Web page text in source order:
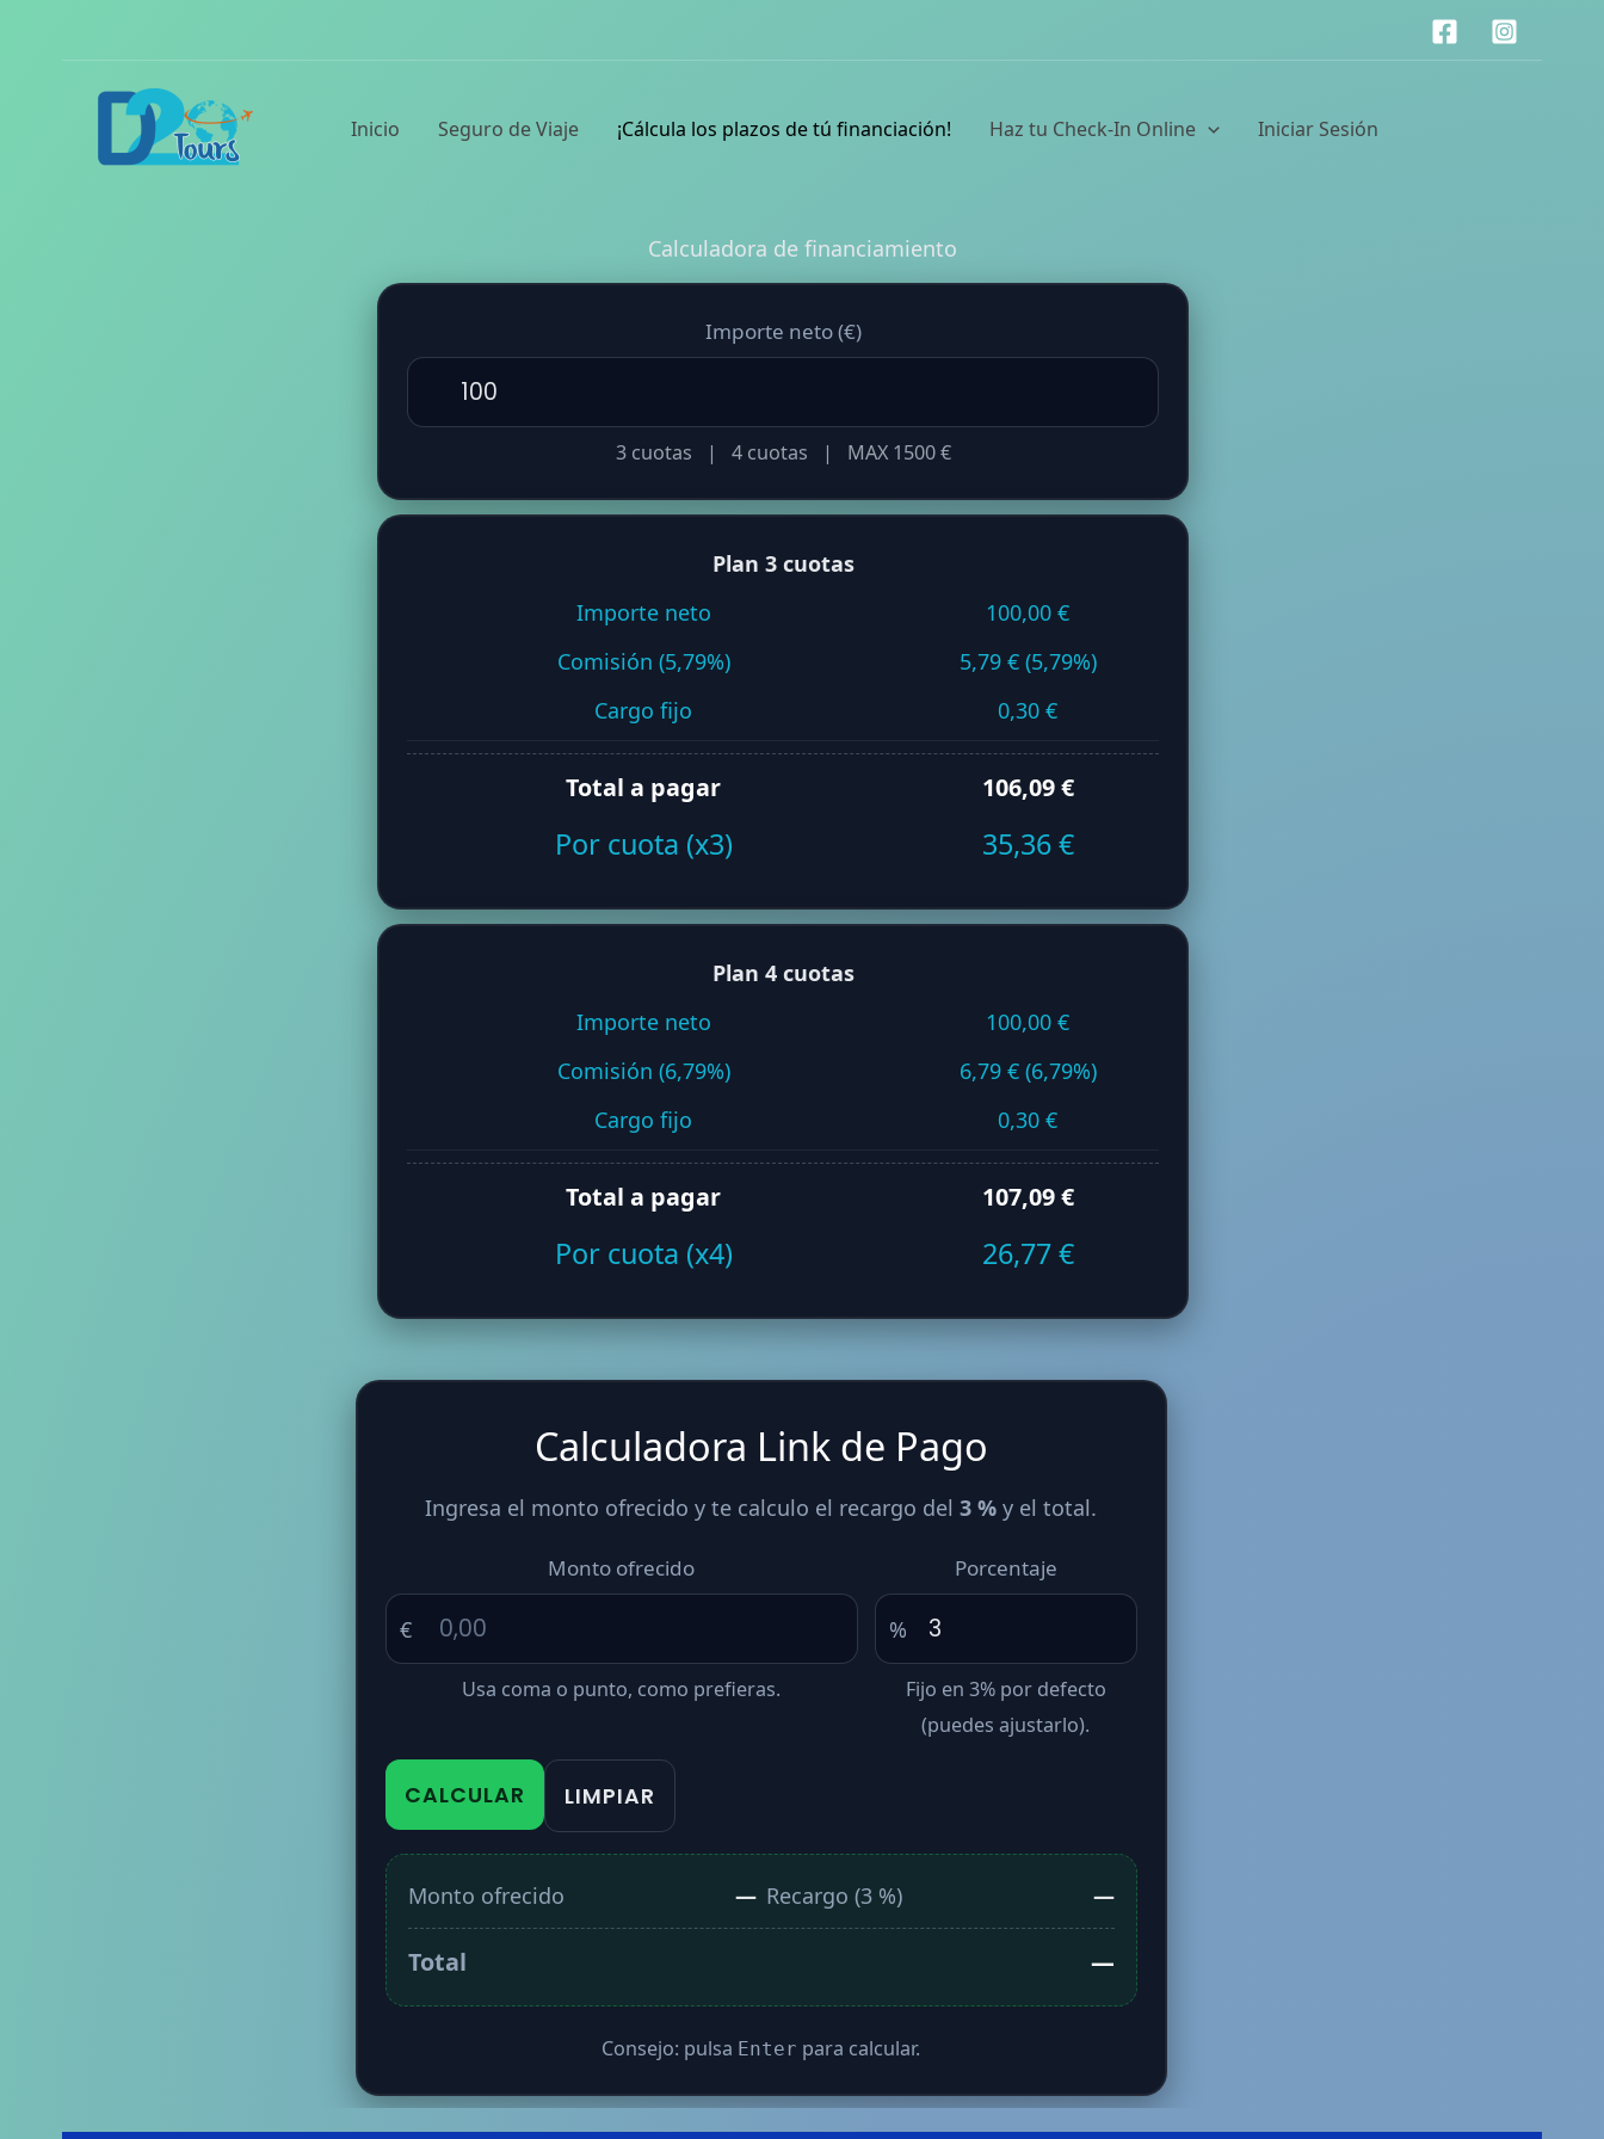
al
Inicio Seguro de Viaje ¡Cálcula los plazos de tú financiación! Haz tu Check-In Online Iniciar Sesión
Calculadora de financiamiento
Importe neto (€)
3 cuotas | 4 cuotas | MAX 1500 €
Plan 3 cuotas
Importe neto
100,00 €
Comisión (5,79%)
5,79 € (5,79%)
Cargo fijo
0,30 €
Total a pagar 106,09 €
Por cuota (x3) 35,36 €
Plan 4 cuotas
Importe neto
100,00 €
Comisión (6,79%)
6,79 € (6,79%)
Cargo fijo
0,30 €
Total a pagar 107,09 €
Por cuota (x4) 26,77 €
Calculadora Link de Pago
Ingresa el monto ofrecido y te calculo el recargo del3 % y el total.
Monto ofrecido
€
Usa coma o punto, como prefieras.
Porcentaje
%
Fijo en 3% por defecto
(puedes ajustarlo).
CALCULAR LIMPIAR
Monto ofrecido — Recargo (3%) —
Total —
Consejo: pulsa Enter para calcular.